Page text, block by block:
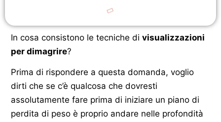
In cosa consistono le tecniche di visualizzazioni
per dimagrire?
Prima di rispondere a questa domanda, voglio
dirti che se c’è qualcosa che dovresti
assolutamente fare prima di iniziare un piano di
perdita di peso è proprio andare nelle profondità